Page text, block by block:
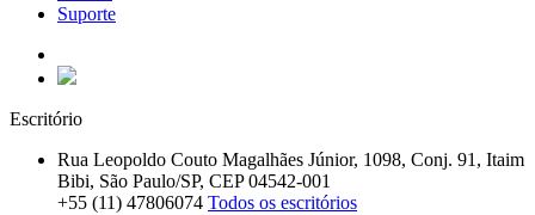
Suporte
Escritório
Rua Leopoldo Couto Magalhães Júnior, 1098, Conj. 91, Itaim
Bibi, São Paulo/SP, CEP 04542-001
+55 (11) 47806074 Todos os escritórios